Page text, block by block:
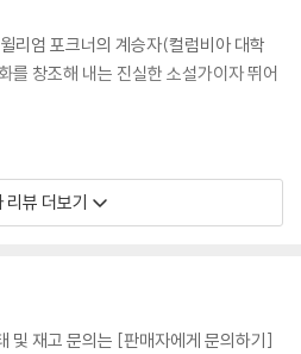
리엄 포크너의 계승자(컬럼비아 대학
를 창조해 내는 진실한 소설가이자 뛰어
솔 벨로의 대표작이다.” -《옵저버》
성을 높이 평가한다. - 킹슬리 에이미즈
벨문학상 수상 작가 솔 벨로의 대표작
리뷰 더보기
및 재고 문의는 [판매자에게 문의하기]